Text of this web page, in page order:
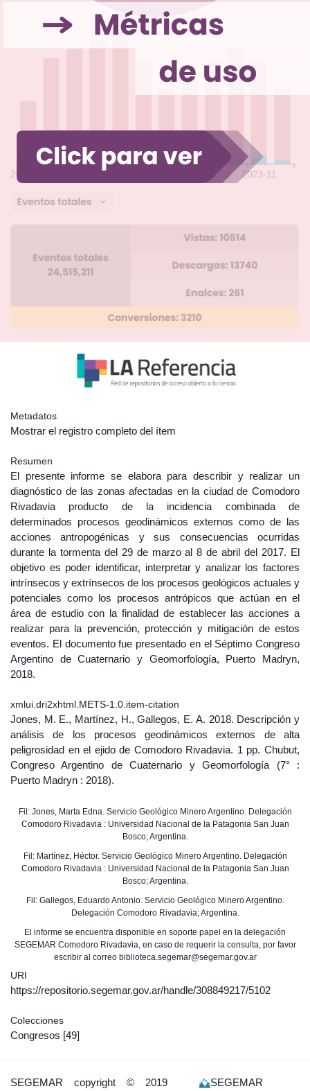
Metadatos
Mostrar el registro completo del ítem
Resumen
El presente informe se elabora para describir y realizar un
diagnóstico de las zonas afectadas en la ciudad de Comodoro
Rivadavia producto de la incidencia combinada de
determinados procesos geodinámicos externos como de las
acciones antropogénicas y sus consecuencias ocurridas
durante la tormenta del 29 de marzo al 8 de abril del 2017. El
objetivo es poder identificar, interpretar y analizar los factores
intrínsecos y extrínsecos de los procesos geológicos actuales y
potenciales como los procesos antrópicos que actúan en el
área de estudio con la finalidad de establecer las acciones a
realizar para la prevención, protección y mitigación de estos
eventos. El documento fue presentado en el Séptimo Congreso
Argentino de Cuaternario y Geomorfología, Puerto Madryn,
2018.
xmlui.dri2xhtml.METS-1.0.item-citation
Jones, M. E., Martínez, H., Gallegos, E. A. 2018. Descripción y
análisis de los procesos geodinámicos externos de alta
peligrosidad en el ejido de Comodoro Rivadavia. 1 pp. Chubut,
Congreso Argentino de Cuaternario y Geomorfología (7° :
Puerto Madryn : 2018).
Fil: Jones, Marta Edna. Servicio Geológico Minero Argentino. Delegación
Comodoro Rivadavia : Universidad Nacional de la Patagonia San Juan
Bosco; Argentina.
Fil: Martínez, Héctor. Servicio Geológico Minero Argentino. Delegación
Comodoro Rivadavia : Universidad Nacional de la Patagonia San Juan
Bosco; Argentina.
Fil: Gallegos, Eduardo Antonio. Servicio Geológico Minero Argentino.
Delegación Comodoro Rivadavia; Argentina.
El informe se encuentra disponible en soporte papel en la delegación
SEGEMAR Comodoro Rivadavia, en caso de requerir la consulta, por favor
escribir al correo biblioteca.segemar@segemar.gov.ar
URI
https://repositorio.segemar.gov.ar/handle/308849217/5102
Colecciones
Congresos [49]
SEGEMAR copyright © 2019 SEGEMAR